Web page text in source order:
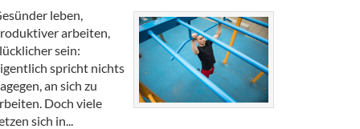
leben,
arbeiten,
sein:
spricht nichts
an sich zu
Doch viele
sich in...